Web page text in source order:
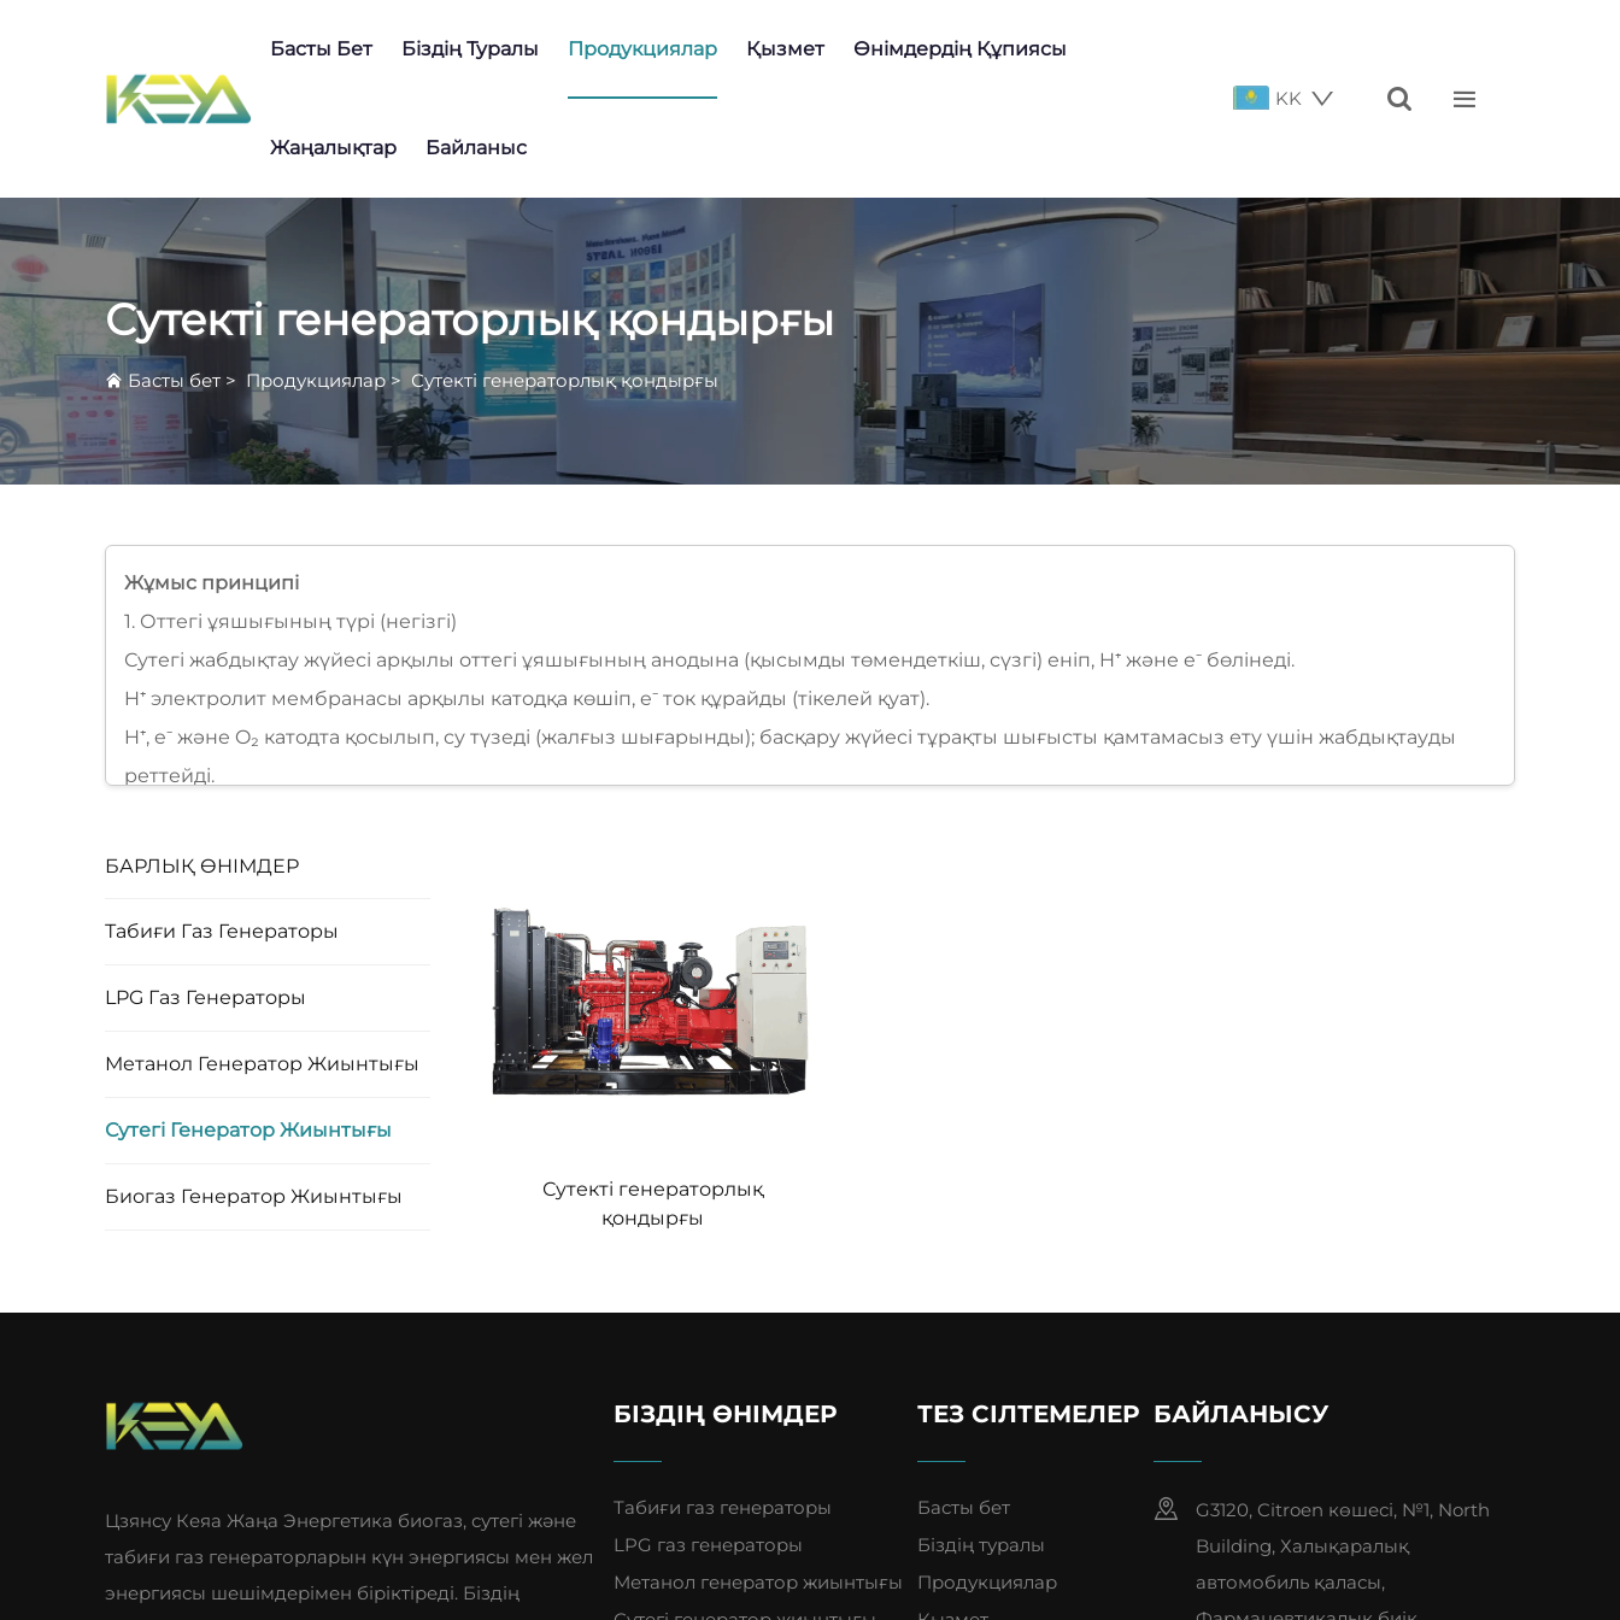
Басты Бет Біздің Туралы Продукциялар Қызмет Өнімдердің Құпиясы
Жаңалықтар Байланыс
KK  
Сутекті генераторлық қондырғы
Басты бет > Продукциялар> Сутекті генераторлық қондырғы
Жұмыс принципі
1. Оттегі ұяшығының түрі (негізгі)
Сутегі жабдықтау жүйесі арқылы оттегі ұяшығының анодына (қысымды төмендеткіш, сүзгі) еніп, H⁺ және e⁻ бөлінеді.
H⁺ электролит мембранасы арқылы катодқа көшіп, e⁻ ток құрайды (тікелей қуат).
H⁺, e⁻ және O₂ катодта қосылып, су түзеді (жалғыз шығарынды); басқару жүйесі тұрақты шығысты қамтамасыз ету үшін жабдықтауды
реттейді.
Сутегі-ауа қоспасы двигатель цилиндріне еніп, сығылады, жанар-жағармай шарғысымен тұтандырылады.
Кривошип электр генераторы роторын бұралап, механикалық энергияны электр энергиясына айналдырады.
БАРЛЫҚ ӨНІМДЕР
Табиғи Газ Генераторы
LPG Газ Генераторы
Метанол Генератор Жиынтығы
Сутегі Генератор Жиынтығы
Биогаз Генератор Жиынтығы
Сутекті генераторлық
қондырғы
Цзянсу Кеяа Жаңа Энергетика биогаз, сутегі және
табиғи газ генераторларын күн энергиясы мен жел
энергиясы шешімдерімен біріктіреді. Біздің
БІЗДІҢ ӨНІМДЕР
Табиғи газ генераторы
LPG газ генераторы
Метанол генератор жиынтығы
ТЕЗ СІЛТЕМЕЛЕР
Басты бет
Біздің туралы
Продукциялар
БАЙЛАНЫСУ
G3120, Citroen көшесі, №1, North
Building, Халықаралық
автомобиль қаласы,